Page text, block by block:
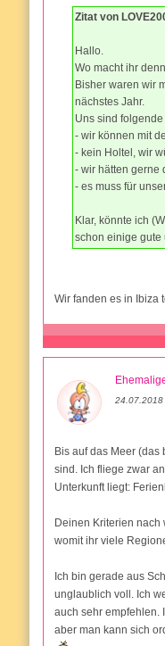
Zitat von
Hallo.
Wo macht ihr
Bisher waren wir
nächstes Jahr.
Uns sind
- wir können mit
- kein Holtel, wir
- wir hätten gerne
- es muss für
Klar, könnte ich
schon einige gute
Wir fanden es in Ibiza
24.07.2018
Bis auf das Meer
sind. Ich fliege zwar
Unterkunft liegt:
Deinen Kriterien nach
womit ihr viele
Ich bin gerade aus
unglaublich voll. Ich
auch sehr empfehlen.
aber man kann sich